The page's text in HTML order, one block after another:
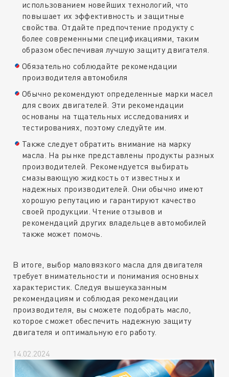
использованием новейших технологий, что
повышает их эффективность и защитные
свойства. Отдайте предпочтение продукту с
более современными спецификациями, таким
образом обеспечивая лучшую защиту двигателя.
Обязательно соблюдайте рекомендации
производителя автомобиля
Обычно рекомендуют определенные марки масел
для своих двигателей. Эти рекомендации
основаны на тщательных исследованиях и
тестированиях, поэтому следуйте им.
Также следует обратить внимание на марку
масла. На рынке представлены продукты разных
производителей. Рекомендуется выбирать
смазывающую жидкость от известных и
надежных производителей. Они обычно имеют
хорошую репутацию и гарантируют качество
своей продукции. Чтение отзывов и
рекомендаций других владельцев автомобилей
также может помочь.
В итоге, выбор маловязкого масла для двигателя
требует внимательности и понимания основных
характеристик. Следуя вышеуказанным
рекомендациям и соблюдая рекомендации
производителя, вы сможете подобрать масло,
которое сможет обеспечить надежную защиту
двигателя и оптимальную его работу.
14.02.2024